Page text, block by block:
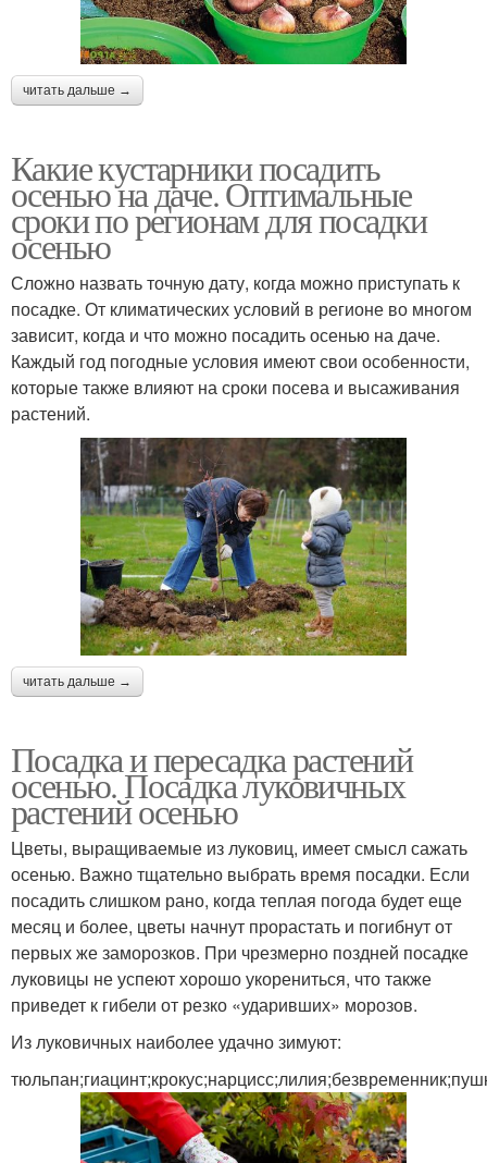
читать дальше →
Какие кустарники посадить
осенью на даче. Оптимальные
сроки по регионам для посадки
осенью
Сложно назвать точную дату, когда можно приступать к
посадке. От климатических условий в регионе во многом
зависит, когда и что можно посадить осенью на даче.
Каждый год погодные условия имеют свои особенности,
которые также влияют на сроки посева и высаживания
растений.
читать дальше →
Посадка и пересадка растений
осенью. Посадка луковичных
растений осенью
Цветы, выращиваемые из луковиц, имеет смысл сажать
осенью. Важно тщательно выбрать время посадки. Если
посадить слишком рано, когда теплая погода будет еще
месяц и более, цветы начнут прорастать и погибнут от
первых же заморозков. При чрезмерно поздней посадке
луковицы не успеют хорошо укорениться, что также
приведет к гибели от резко «ударивших» морозов.
Из луковичных наиболее удачно зимуют: